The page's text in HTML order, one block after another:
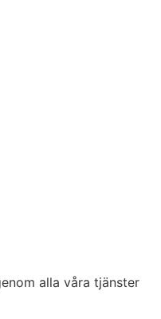
alla våra tjänster